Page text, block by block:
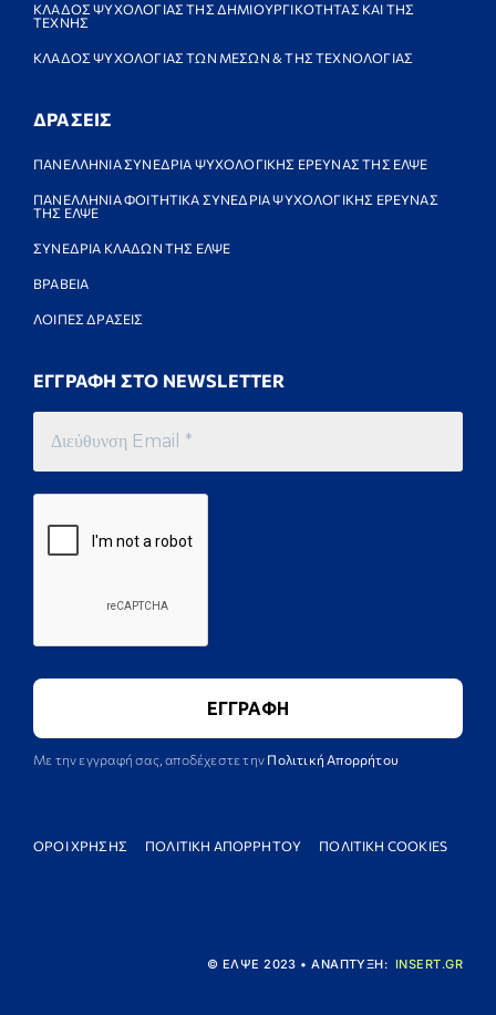
ΚΛΑΔΟΣ ΨΥΧΟΛΟΓΙΑΣ ΤΗΣ ΔΗΜΙΟΥΡΓΙΚΟΤΗΤΑΣ ΚΑΙ ΤΗΣ
ΤΕΧΝΗΣ
ΚΛΑΔΟΣ ΨΥΧΟΛΟΓΙΑΣ ΤΩΝ ΜΕΣΩΝ & ΤΗΣ ΤΕΧΝΟΛΟΓΙΑΣ
ΔΡΑΣΕΙΣ
ΠΑΝΕΛΛΗΝΙΑ ΣΥΝΕΔΡΙΑ ΨΥΧΟΛΟΓΙΚΗΣ ΕΡΕΥΝΑΣ ΤΗΣ ΕΛΨΕ
ΠΑΝΕΛΛΗΝΙΑ ΦΟΙΤΗΤΙΚΑ ΣΥΝΕΔΡΙΑ ΨΥΧΟΛΟΓΙΚΗΣ ΕΡΕΥΝΑΣ
ΤΗΣ ΕΛΨΕ
ΣΥΝΕΔΡΙΑ ΚΛΑΔΩΝ ΤΗΣ ΕΛΨΕ
ΒΡΑΒΕΙΑ
ΛΟΙΠΕΣ ΔΡΑΣΕΙΣ
ΕΓΓΡΑΦΗ ΣΤΟ NEWSLETTER
Με την εγγραφή σας, αποδέχεστε την Πολιτική Απορρήτου
ΟΡΟΙ ΧΡΗΣΗΣ ΠΟΛΙΤΙΚΗ ΑΠΟΡΡΗΤΟΥ ΠΟΛΙΤΙΚΗ COOKIES
© ΕΛΨΕ 2023 • ΑΝΑΠΤΥΞΗ:INSERT.GR